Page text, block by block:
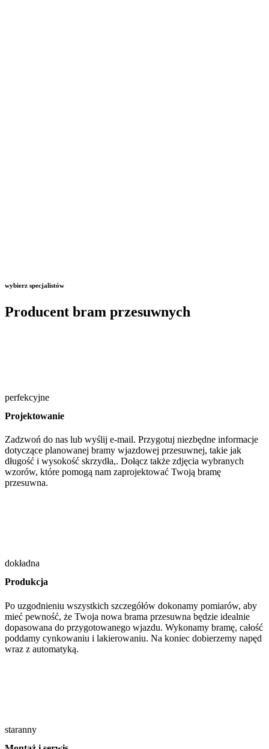
wybierz specjalistów
Producent bram przesuwnych
perfekcyjne
Projektowanie
Zadzwoń do nas lub wyślij e-mail. Przygotuj niezbędne informacje
dotyczące planowanej bramy wjazdowej przesuwnej, takie jak
długość i wysokość skrzydła,. Dołącz także zdjęcia wybranych
wzorów, które pomogą nam zaprojektować Twoją bramę
przesuwna.
dokładna
Produkcja
Po uzgodnieniu wszystkich szczegółów dokonamy pomiarów, aby
mieć pewność, że Twoja nowa brama przesuwna będzie idealnie
dopasowana do przygotowanego wjazdu. Wykonamy bramę, całość
poddamy cynkowaniu i lakierowaniu. Na koniec dobierzemy napęd
wraz z automatyką.
staranny